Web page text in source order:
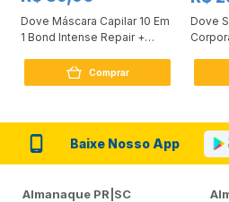
Dove Máscara Capilar 10 Em
1 Bond Intense Repair +
Comprar
Dove
Baixe Nosso App
Almanaque PR|SC